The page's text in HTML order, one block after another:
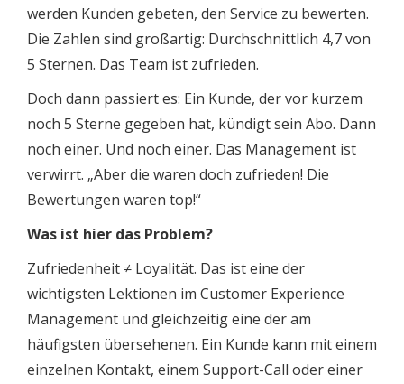
werden Kunden gebeten, den Service zu bewerten.
Die Zahlen sind großartig: Durchschnittlich 4,7 von
5 Sternen. Das Team ist zufrieden.
Doch dann passiert es: Ein Kunde, der vor kurzem
noch 5 Sterne gegeben hat, kündigt sein Abo. Dann
noch einer. Und noch einer. Das Management ist
verwirrt. „Aber die waren doch zufrieden! Die
Bewertungen waren top!“
Was ist hier das Problem?
Zufriedenheit ≠ Loyalität. Das ist eine der
wichtigsten Lektionen im Customer Experience
Management und gleichzeitig eine der am
häufigsten übersehenen. Ein Kunde kann mit einem
einzelnen Kontakt, einem Support-Call oder einer